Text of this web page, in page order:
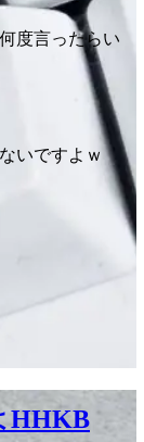
度言ったらい
いですよｗ
HHKB